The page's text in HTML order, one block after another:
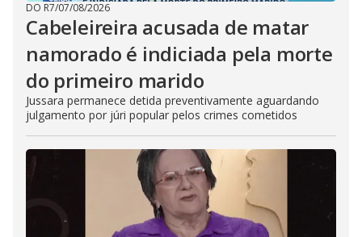
DO R7/07/08/2026
Cabeleireira acusada de matar
namorado é indiciada pela morte
do primeiro marido
Jussara permanece detida preventivamente aguardando
julgamento por júri popular pelos crimes cometidos